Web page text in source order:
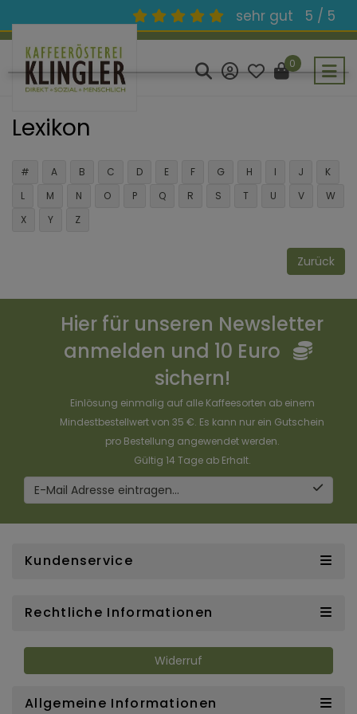
sehr gut 5 / 5
0
Lexikon
# A B C D E F G H I J
K
L
M N O P Q R S T U V
W
X
Y Z
Zurück
Hier für unseren Newsletter
anmelden und 10 Euro
sichern!
Einlösung einmalig auf alle Kaffeesorten ab einem
Mindestbestellwert von 35 €. Es kann nur ein Gutschein
pro Bestellung angewendet werden.
Gültig 14 Tage ab Erhalt.
E-Mail Adresse eintragen...
Kundenservice
Rechtliche Informationen
Widerruf
Allgemeine Informationen